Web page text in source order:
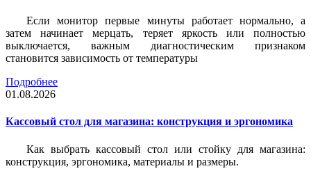
Если монитор первые минуты работает нормально, а
затем начинает мерцать, теряет яркость или полностью
выключается, важным диагностическим признаком
становится зависимость от температуры
Подробнее
01.08.2026
Кассовый стол для магазина: конструкция и эргономика
Как выбрать кассовый стол или стойку для магазина:
конструкция, эргономика, материалы и размеры.